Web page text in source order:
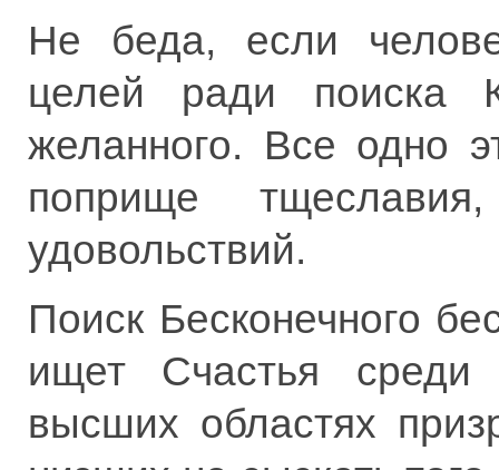
Не беда, если
целей ради поиска
желанного. Все одно
поприще
удовольствий.
Поиск Бесконечного
ищет Счастья
высших областях